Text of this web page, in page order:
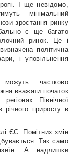
І ще невідомо,
мінімальний
зростання ринку
є ще багато
ринок. Це і
політична
і уповільнення
частково
вважати початок
Північної
річного приросту в
ЄС. Помітних змін
Так само
А надлишки